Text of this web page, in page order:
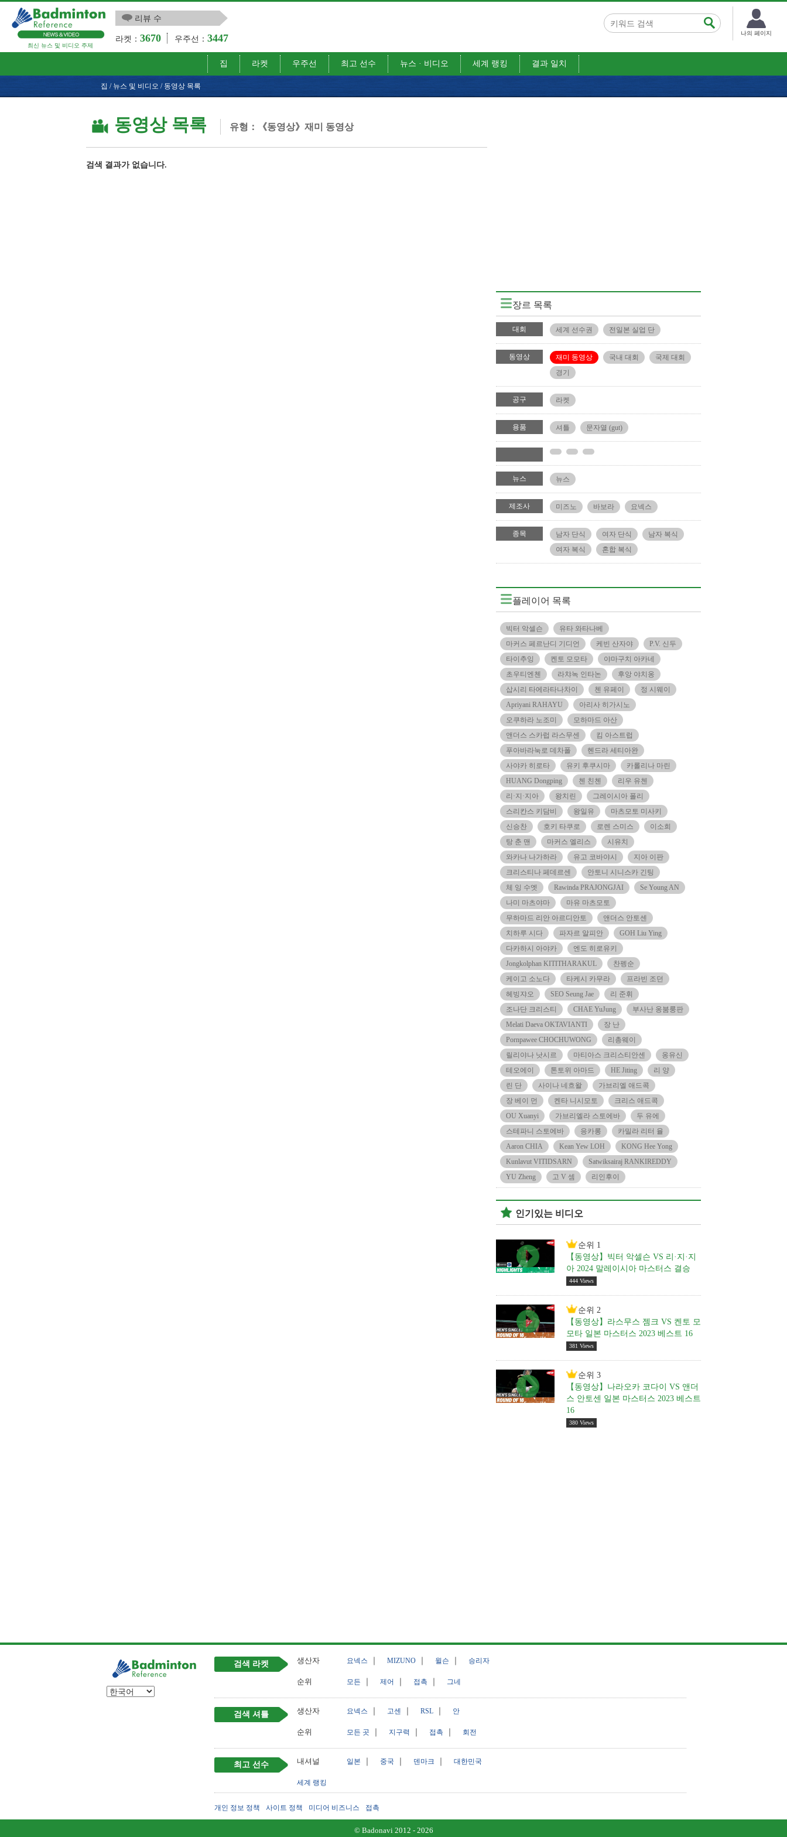
최신 뉴스 및 비디오 주제
리뷰 수
라켓：3670 우주선：3447 나의 페이지
집 라켓 우주선 최고 선수 뉴스 · 비디오 세계 랭킹 결과 일치
집 / 뉴스 및 비디오 / 동영상 목록
동영상 목록 유형：《동영상》재미 동영상
검색 결과가 없습니다.
장르 목록
대회 세계 선수권 전일본 실업 단
동영상 재미 동영상 국내 대회
국제 대회
경기
공구 라켓
용품 셔틀 문자열 (gut)
뉴스 뉴스
제조사 미즈노 바보라 요넥스
종목 남자 단식 여자 단식
남자 복식
여자 복식
혼합 복식
플레이어 목록
빅터 악셀슨
유타 와타나베
마커스 페르난디 기디언
케빈 산자야
P.V. 신두
타이추잉
켄토 모모타
야마구치 아카네
초우티엔첸
라챠녹 인타논
후앙 야치옹
삽시리 타에라타나차이
첸 유페이
정 시웨이
Apriyani RAHAYU
아리사 히가시노
오쿠하라 노조미
모하마드 아산
앤더스 스카럽 라스무센
킴 아스트럽
푸아바라눅로 데차폴
헨드라 세티아완
사야카 히로타
유키 후쿠시마
카롤리나 마린
HUANG Dongping
첸 친첸
리우 유첸
리·지·지아
왕치린
그레이시아 폴리
스리칸스 키담비
왕일유
마츠모토 미사키
신승찬
호키 타쿠로 로렌 스미스
이소희
탕 춘 맨
마커스 엘리스
시유치
와카나 나가하라
유고 코바야시
지아 이판
크리스티나 페데르센
안토니 시니스카 긴팅
체 잉 수엣
Rawinda PRAJONGJAI
Se Young AN
나미 마츠야마
마유 마츠모토
무하마드 리안 아르디안토
앤더스 안토센
치하루 시다
파자르 알피안
GOH Liu Ying
다카하시 아야카
엔도 히로유키
Jongkolphan KITITHARAKUL
찬펭순
케이고 소노다
타케시 카무라
프라빈 조던
헤빙쟈오
SEO Seung Jae
리 준휘
조나단 크리스티
CHAE YuJung
부사난 옹붐룽판
Melati Daeva OKTAVIANTI
장 난
Pornpawee CHOCHUWONG
리총웨이
릴리야나 낫시르
마티아스 크리스티안센
옹유신
테오에이
톤토위 아마드 HE Jiting
리 양
린 단
사이나 네흐왈
가브리엘 애드콕
장 베이 먼
켄타 니시모토
크리스 애드콕
OU Xuanyi
가브리엘라 스토에바
두 유에
스테파니 스토에바
응카롱
카밀라 리터 율
Aaron CHIA
Kean Yew LOH
KONG Hee Yong
Kunlavut VITIDSARN
Satwiksairaj RANKIREDDY
YU Zheng
고 V 셈 리인후이
인기있는 비디오
순위 1
【동영상】빅터 악셀슨 VS 리·지·지
아 2024 말레이시아 마스터스 결승
444 Views
순위 2
【동영상】라스무스 젬크 VS 켄토 모
모타 일본 마스터스 2023 베스트 16
381 Views
순위 3
【동영상】나라오카 코다이 VS 앤더
스 안토센 일본 마스터스 2023 베스트
16
380 Views
검색 라켓 생산자 요넥스 MIZUNO 윌슨 승리자
순위 모든 제어 접촉 그네
검색 셔틀 생산자 요넥스 고센 RSL 안
순위 모든 곳 지구력 접촉 회전
최고 선수 내셔널 일본 중국 덴마크 대한민국
세계 랭킹
개인 정보 정책 사이트 정책 미디어 비즈니스 접촉
© Badonavi 2012 - 2026